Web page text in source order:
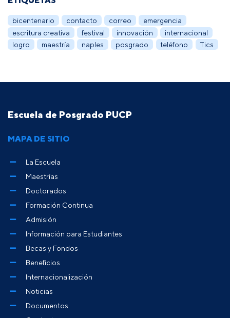
bicentenario contacto correo
emergencia
escritura creativa
festival innovación
internacional
logro
maestría naples posgrado teléfono Tics
Escuela de Posgrado PUCP
MAPA DE SITIO
La Escuela
Maestrías
Doctorados
Formación Continua
Admisión
Información para Estudiantes
Becas y Fondos
Beneficios
Internacionalización
Noticias
Documentos